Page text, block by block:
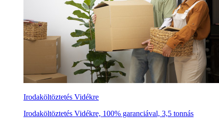
Irodaköltöztetés Vidékre
Irodaköltöztetés Vidékre, 100% garanciával, 3,5 tonnás